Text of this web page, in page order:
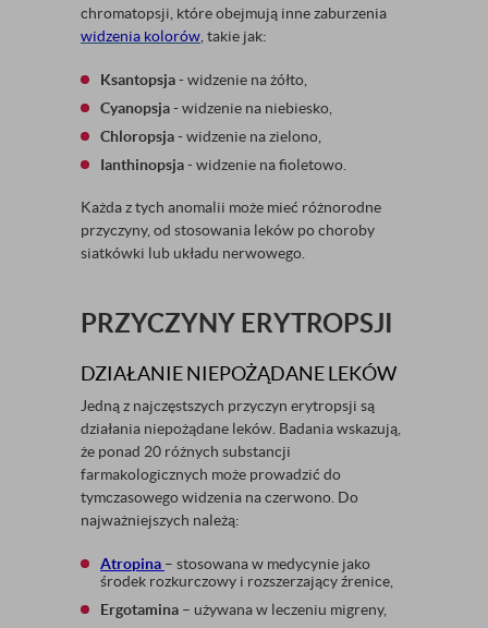
chromatopsji, które obejmują inne zaburzenia
widzenia kolorów , takie jak:
Ksantopsja- widzenie na żółto,
Cyanopsja- widzenie na niebiesko,
Chloropsja- widzenie na zielono,
Ianthinopsja- widzenie na fioletowo.
Każda z tych anomalii może mieć różnorodne
przyczyny, od stosowania leków po choroby
siatkówki lub układu nerwowego.
PRZYCZYNY ERYTROPSJI
DZIAŁANIE NIEPOŻĄDANE LEKÓW
Jedną z najczęstszych przyczyn erytropsji są
działania niepożądane leków. Badania wskazują,
że ponad 20 różnych substancji
farmakologicznych może prowadzić do
tymczasowego widzenia na czerwono. Do
najważniejszych należą:
Atropina – stosowana w medycynie jako
środek rozkurczowy i rozszerzający źrenice,
Ergotamina – używana w leczeniu migreny,